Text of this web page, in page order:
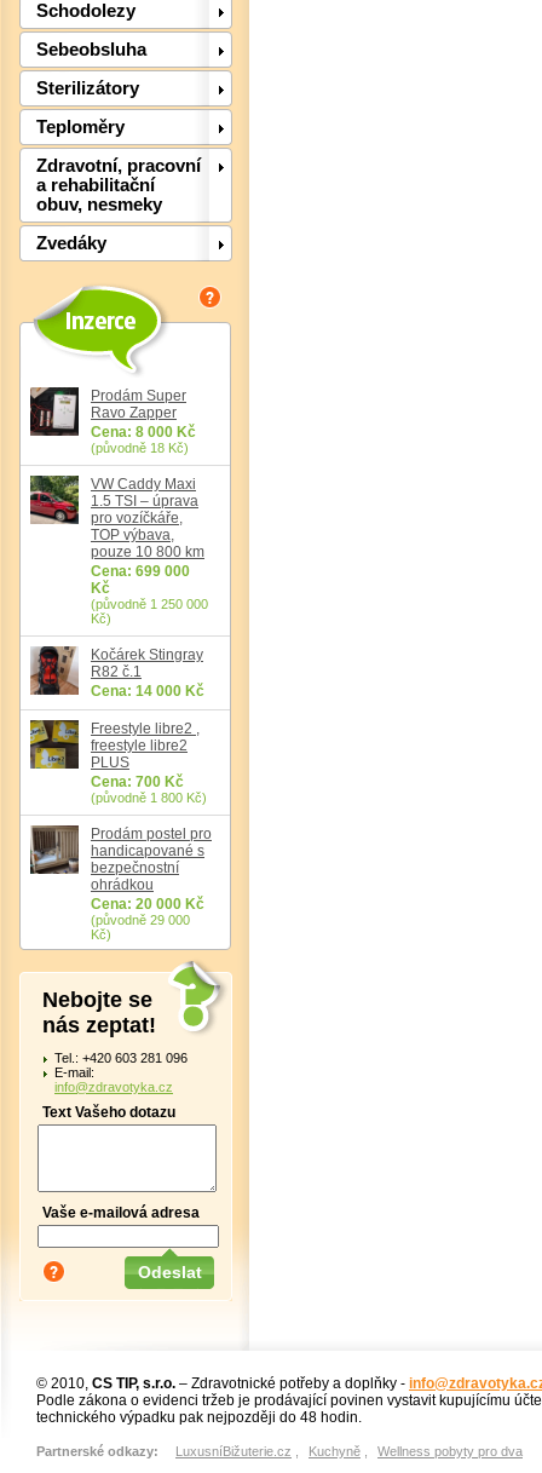
Schodolezy
Sebeobsluha
Sterilizátory
Teploměry
Zdravotní, pracovní
a rehabilitační
obuv, nesmeky
Zvedáky
Prodám Super
Ravo Zapper
Cena: 8 000 Kč
(původně 18 Kč)
VW Caddy Maxi
1.5 TSI – úprava
pro vozíčkáře,
TOP výbava,
pouze 10 800 km
Cena: 699 000
Kč
(původně 1 250 000
Kč)
Kočárek Stingray
R82 č.1
Cena: 14 000 Kč
Freestyle libre2 ,
freestyle libre2
PLUS
Cena: 700 Kč
(původně 1 800 Kč)
Prodám postel pro
handicapované s
bezpečnostní
ohrádkou
Cena: 20 000 Kč
(původně 29 000
Kč)
Nebojte se
nás zeptat!
Tel.: +420 603 281 096
E-mail:
info@zdravotyka.cz
Text Vašeho dotazu
Vaše e-mailová adresa
© 2010, CS TIP, s.r.o. – Zdravotnické potřeby a doplňky -
Podle zákona o evidenci tržeb je prodávající povinen vystavit kupujícímu
technického výpadku pak nejpozději do 48 hodin.
Partnerské odkazy: LuxusníBižuterie.cz Kuchyně Wellness pobyty pro dva